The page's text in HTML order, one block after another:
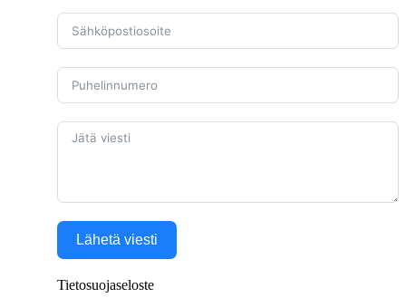
Lähetä viesti
Tietosuojaseloste